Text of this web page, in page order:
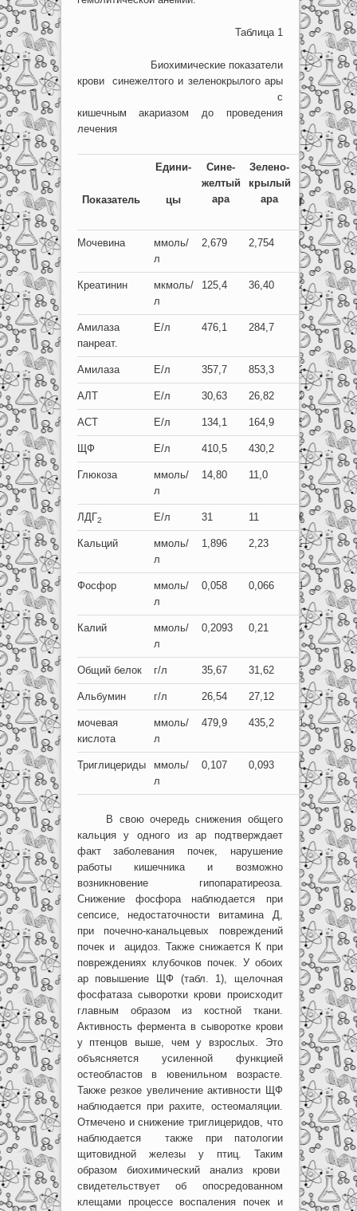
Таблица 1
Биохимические показатели
крови синежелтого и зеленокрылого ары
с
кишечным акариазом до проведения
лечения
Показатель
Едини-
цы
Сине-
желтый
ара
Зелено-
крылый
ара
Норма
Мочевина
ммоль/
л
2,679 2,754 0,3-3,3
Креатинин
мкмоль/
л
125,4 36,40 20-59
Амилаза
панреат.
Е/л 476,1 284,7
Амилаза Е/л 357,7 853,3 276-594
АЛТ Е/л 30,63 26,82 22-105
АСТ Е/л 134,1 164,9 58-206
ЩФ Е/л 410,5 430,2 25-152
Глюкоза
ммоль/
л
14,80 11,0
ЛДГ2 Е/л 31 11 66-166
Кальций
ммоль/
л
1,896 2,23 2,2-2,8
Фосфор
ммоль/
л
0,058 0,066 1,3-4,8
Калий
ммоль/
л
0,2093 0,21 2,1-4,5
Общий белок г/л 35,67 31,62 33-53
Альбумин г/л 26,54 27,12
мочевая
кислота
ммоль/
л
479,9 435,2 109-231
Триглицериды
ммоль/
л
0,107 0,093 0,758-1,414
В свою очередь снижения общего
кальция у одного из ар подтверждает
факт заболевания почек, нарушение
работы кишечника и возможно
возникновение гипопаратиреоза.
Снижение фосфора наблюдается при
сепсисе, недостаточности витамина Д,
при почечно-канальцевых повреждений
почек и ацидоз. Также снижается К при
повреждениях клубочков почек. У обоих
ар повышение ЩФ (табл. 1), щелочная
фосфатаза сыворотки крови происходит
главным образом из костной ткани.
Активность фермента в сыворотке крови
у птенцов выше, чем у взрослых. Это
объясняется усиленной функцией
остеобластов в ювенильном возрасте.
Также резкое увеличение активности ЩФ
наблюдается при рахите, остеомаляции.
Отмечено и снижение триглицеридов, что
наблюдается также при патологии
щитовидной железы у птиц. Таким
образом биохимический анализ крови
свидетельствует об опосредованном
клещами процессе воспаления почек и